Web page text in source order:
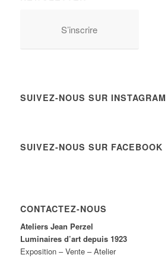
S’inscrire
SUIVEZ-NOUS SUR INSTAGRAM
SUIVEZ-NOUS SUR FACEBOOK
CONTACTEZ-NOUS
Ateliers Jean Perzel
Luminaires d’art depuis 1923
Exposition – Vente – Atelier